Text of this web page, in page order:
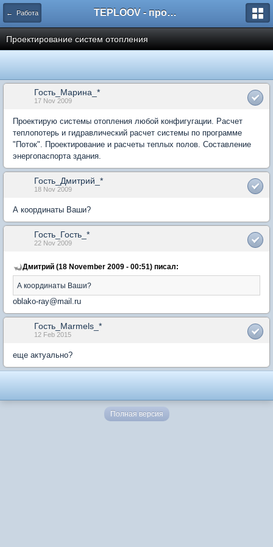
← Работа TEPLOOV - программный комплекс для расчёта систем отопления и вентиляции
Проектирование систем отопления
Гость_Марина_*
17 Nov 2009
Проектирую системы отопления любой конфигугации. Расчет
теплопотерь и гидравлический расчет системы по программе
"Поток". Проектирование и расчеты теплых полов. Составление
энергопаспорта здания.
Гость_Дмитрий_*
18 Nov 2009
А координаты Ваши?
Гость_Гость_*
22 Nov 2009
Дмитрий (18 November 2009 - 00:51) писал:
А координаты Ваши?
oblako-ray@mail.ru
Гость_Marmels_*
12 Feb 2015
еще актуально?
Полная версия